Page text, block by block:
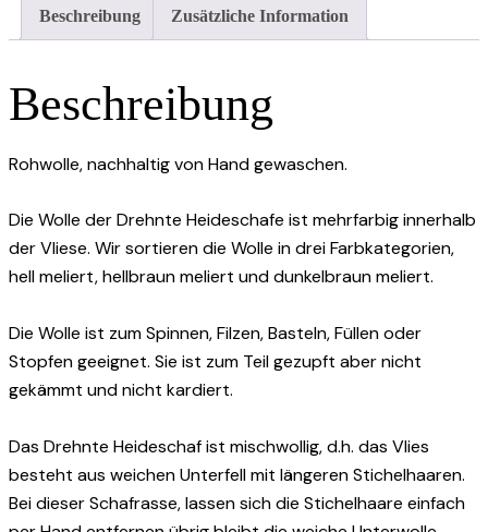
Beschreibung Zusätzliche Information
Beschreibung
Rohwolle, nachhaltig von Hand gewaschen.
Die Wolle der Drehnte Heideschafe ist mehrfarbig innerhalb
der Vliese. Wir sortieren die Wolle in drei Farbkategorien,
hell meliert, hellbraun meliert und dunkelbraun meliert.
Die Wolle ist zum Spinnen, Filzen, Basteln, Füllen oder
Stopfen geeignet. Sie ist zum Teil gezupft aber nicht
gekämmt und nicht kardiert.
Das Drehnte Heideschaf ist mischwollig, d.h. das Vlies
besteht aus weichen Unterfell mit längeren Stichelhaaren.
Bei dieser Schafrasse, lassen sich die Stichelhaare einfach